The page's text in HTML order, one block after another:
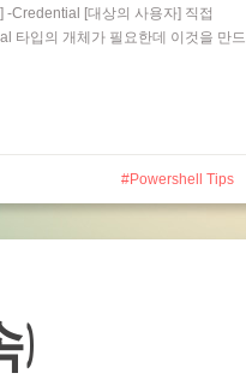
Credential [대상의 사용자] 직접
타입의 개체가 필요한데 이것을 만드
Powershell Tips
)